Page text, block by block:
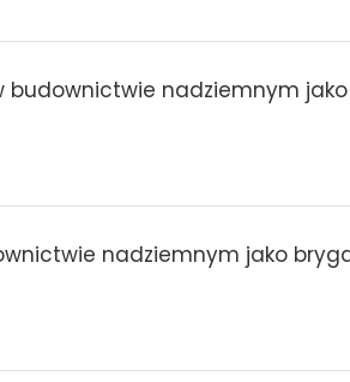
nadziemnym
nadziemnym jako